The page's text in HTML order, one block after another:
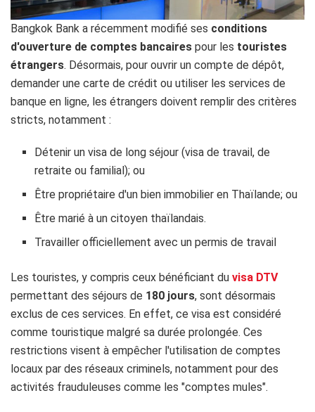
Bangkok Bank a récemment modifié ses conditions
d'ouverture de comptes bancaires pour les touristes
étrangers. Désormais, pour ouvrir un compte de dépôt,
demander une carte de crédit ou utiliser les services de
banque en ligne, les étrangers doivent remplir des critères
stricts, notamment :
Détenir un visa de long séjour (visa de travail, de
retraite ou familial); ou
Être propriétaire d'un bien immobilier en Thaïlande; ou
Être marié à un citoyen thaïlandais.
Travailler officiellement avec un permis de travail
Les touristes, y compris ceux bénéficiant du visa DTV
permettant des séjours de 180 jours, sont désormais
exclus de ces services. En effet, ce visa est considéré
comme touristique malgré sa durée prolongée. Ces
restrictions visent à empêcher l'utilisation de comptes
locaux par des réseaux criminels, notamment pour des
activités frauduleuses comme les "comptes mules".